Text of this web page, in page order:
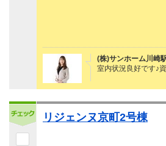
(株)サンホーム川崎
室内状況良好です♪
リジェンヌ京町2号棟